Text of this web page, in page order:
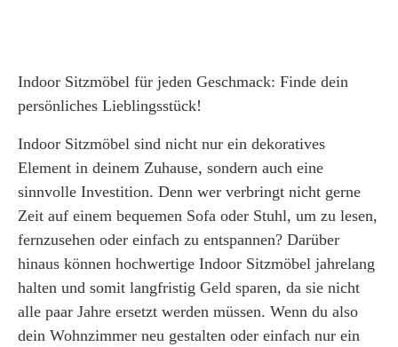
Indoor Sitzmöbel für jeden Geschmack: Finde dein
persönliches Lieblingsstück!
Indoor Sitzmöbel sind nicht nur ein dekoratives
Element in deinem Zuhause, sondern auch eine
sinnvolle Investition. Denn wer verbringt nicht gerne
Zeit auf einem bequemen Sofa oder Stuhl, um zu lesen,
fernzusehen oder einfach zu entspannen? Darüber
hinaus können hochwertige Indoor Sitzmöbel jahrelang
halten und somit langfristig Geld sparen, da sie nicht
alle paar Jahre ersetzt werden müssen. Wenn du also
dein Wohnzimmer neu gestalten oder einfach nur ein